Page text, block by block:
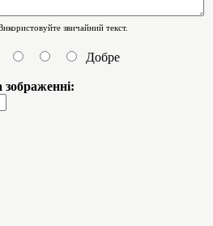
звичайний текст.
Добре
зображенні: